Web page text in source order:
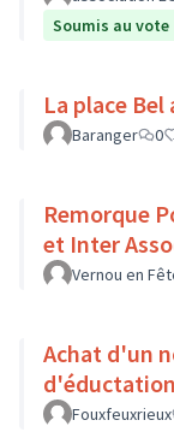
Soumis au vote
La place
Baranger 0
Remorque
et Inter
Vernou en
Achat d'un
Fouxfeuxrieux